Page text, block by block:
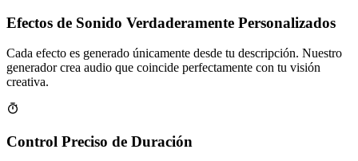
Efectos de Sonido Verdaderamente Personalizados
Cada efecto es generado únicamente desde tu descripción. Nuestro
generador crea audio que coincide perfectamente con tu visión
creativa.
Control Preciso de Duración